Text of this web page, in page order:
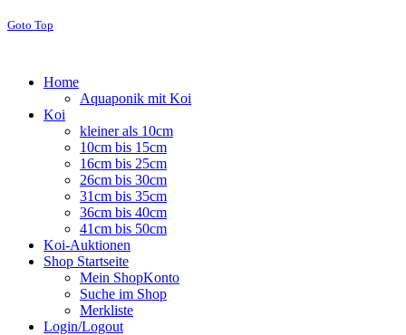
Goto Top
Home
Aquaponik mit Koi
Koi
kleiner als 10cm
10cm bis 15cm
16cm bis 25cm
26cm bis 30cm
31cm bis 35cm
36cm bis 40cm
41cm bis 50cm
Koi-Auktionen
Shop Startseite
Mein ShopKonto
Suche im Shop
Merkliste
Login/Logout